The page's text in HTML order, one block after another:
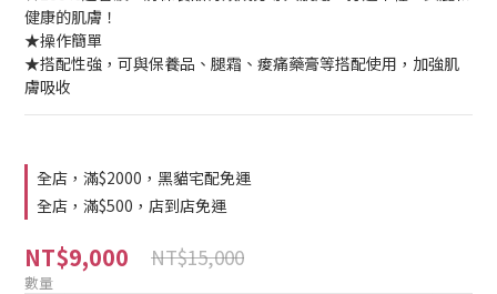
健康的肌膚！
★操作簡單
★搭配性強，可與保養品、腿霜、痠痛藥膏等搭配使用，加強肌
膚吸收
全店，滿$2000，黑貓宅配免運
全店，滿$500，店到店免運
NT$9,000 NT$15,000
數量